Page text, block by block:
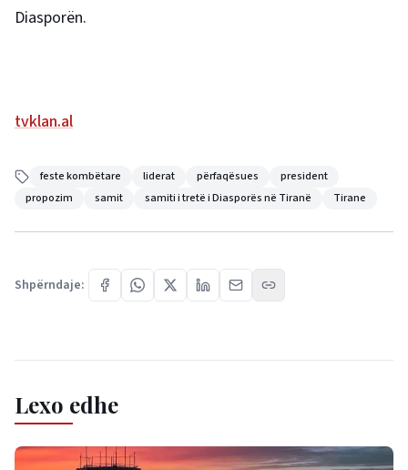
Diasporën.
tvklan.al
feste kombëtare liderat përfaqësues
president
propozim
samit samiti i tretë i Diasporës në Tiranë Tirane
Shpërndaje:
Lexo edhe